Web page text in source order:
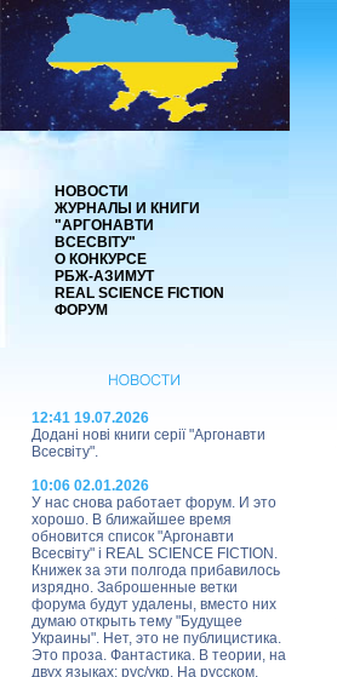
НОВОСТИ
ЖУРНАЛЫ И КНИГИ
"АРГОНАВТИ
ВСЕСВІТУ"
О КОНКУРСЕ
РБЖ-АЗИМУТ
REAL SCIENCE FICTION
ФОРУМ
12:41 19.07.2026
Додані нові книги серії "Аргонавти
Всесвіту".
10:06 02.01.2026
У нас снова работает форум. И это
хорошо. В ближайшее время
обновится список "Аргонавти
Всесвіту" і REAL SCIENCE FICTION.
Книжек за эти полгода прибавилось
изрядно. Заброшенные ветки
форума будут удалены, вместо них
думаю открыть тему "Будущее
Украины". Нет, это не публицистика.
Это проза. Фантастика. В теории, на
двух языках: рус/укр. На русском,